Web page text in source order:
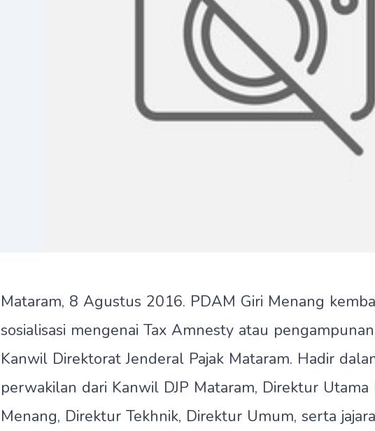
Mataram, 8 Agustus 2016. PDAM Giri Menang
sosialisasi mengenai Tax Amnesty atau
Kanwil Direktorat Jenderal Pajak Mataram. Hadir
perwakilan dari Kanwil DJP Mataram, Direktur Utama
Menang, Direktur Tekhnik, Direktur Umum, serta